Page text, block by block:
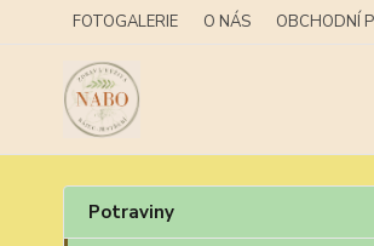
FOTOGALERIE O NÁS OBCHODNÍ
Potraviny